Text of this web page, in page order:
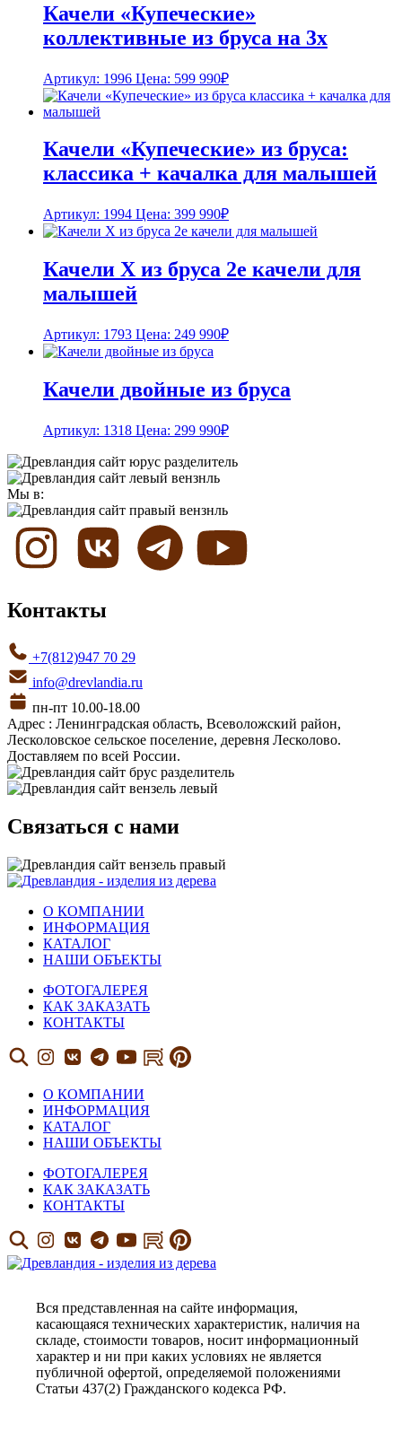
Качели «Купеческие»
коллективные из бруса на 3х
Артикул: 1996 Цена: 599 990₽
Качели «Купеческие» из бруса:
классика + качалка для малышей
Артикул: 1994 Цена: 399 990₽
Качели Х из бруса 2е качели для
малышей
Артикул: 1793 Цена: 249 990₽
Качели двойные из бруса
Артикул: 1318 Цена: 299 990₽
Мы в:
Контакты
+7(812)947 70 29
info@drevlandia.ru
пн-пт 10.00-18.00
Адрес : Ленинградская область, Всеволожский район,
Лесколовское сельское поселение, деревня Лесколово.
Доставляем по всей России.
Связаться с нами
О КОМПАНИИ
ИНФОРМАЦИЯ
КАТАЛОГ
НАШИ ОБЪЕКТЫ
ФОТОГАЛЕРЕЯ
КАК ЗАКАЗАТЬ
КОНТАКТЫ
О КОМПАНИИ
ИНФОРМАЦИЯ
КАТАЛОГ
НАШИ ОБЪЕКТЫ
ФОТОГАЛЕРЕЯ
КАК ЗАКАЗАТЬ
КОНТАКТЫ
Вся представленная на сайте информация,
касающаяся технических характеристик, наличия на
складе, стоимости товаров, носит информационный
характер и ни при каких условиях не является
публичной офертой, определяемой положениями
Статьи 437(2) Гражданского кодекса РФ.